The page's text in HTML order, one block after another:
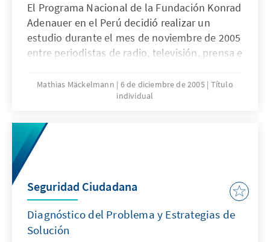
El Programa Nacional de la Fundación Konrad
Adenauer en el Perú decidió realizar un
estudio durante el mes de noviembre de 2005
entre periodistas de radio, televisión, prensa e
del Perú, con el objetivo de indagar acerca de
su opinión con respecto a la imagen y al
de los actuales candidatos a la presidencia
del 2006.
Mathias Mäckelmann 6 de diciembre de 2005 Título
individual
Seguridad Ciudadana
Diagnóstico del Problema y Estrategias de
Solución